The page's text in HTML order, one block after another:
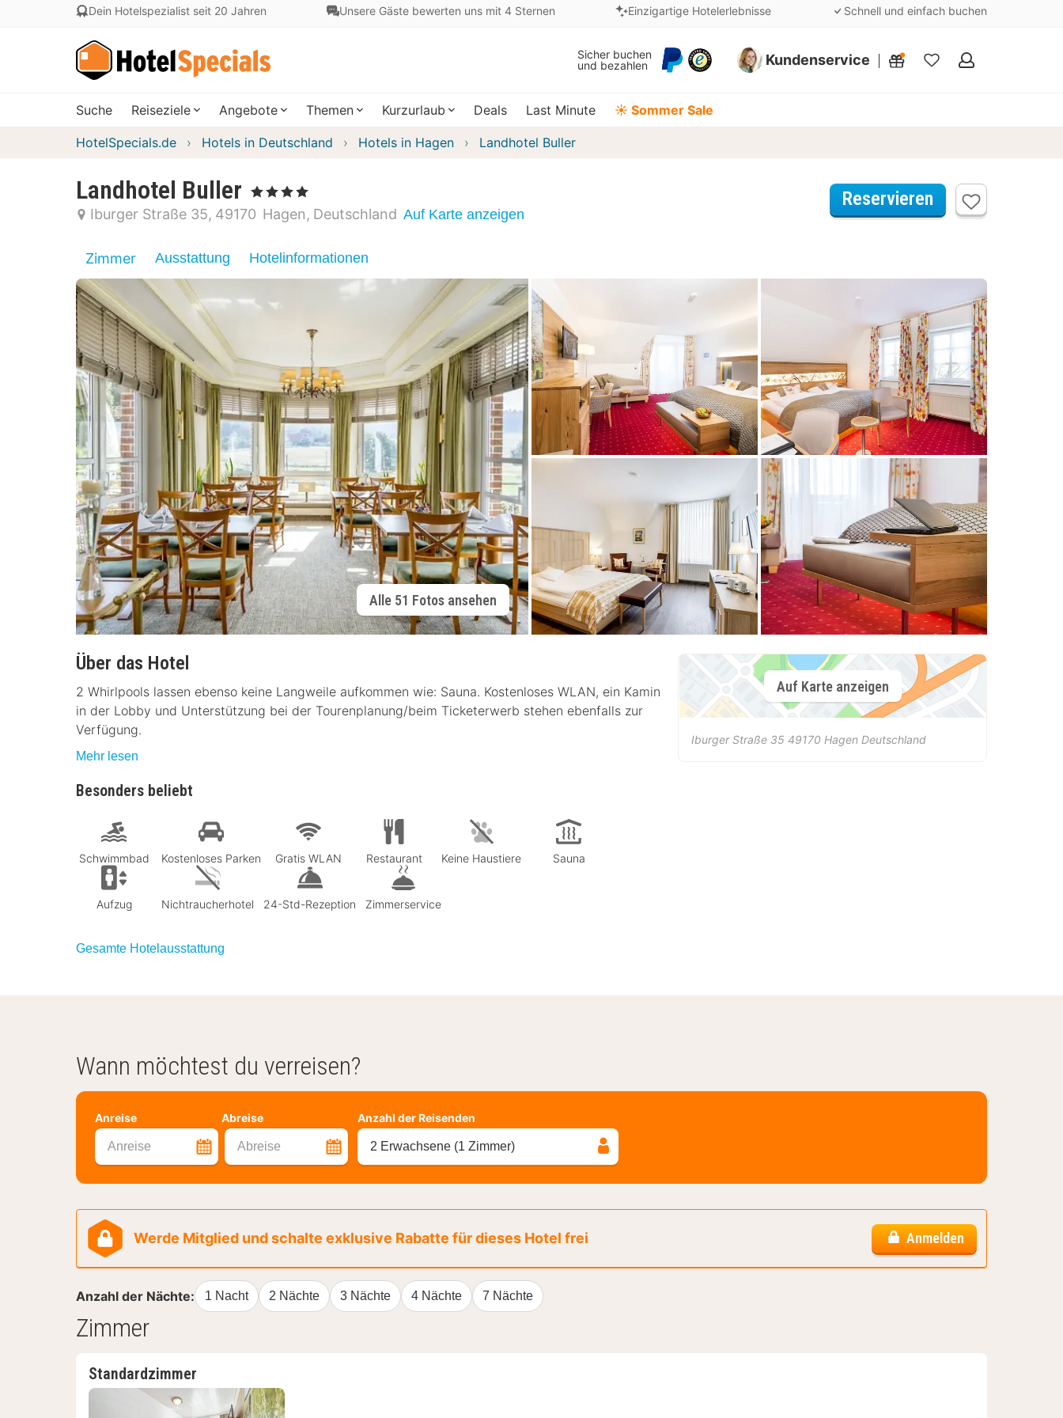
Dein Hotelspezialist seit 20 Jahren Unsere Gäste bewerten uns mit 4 Sternen Einzigartige Hotelerlebnisse Schnell und einfach buchen
Sicher buchen
und bezahlen
Kundenservice
Meine
Suche Reiseziele Angebote Themen Kurzurlaub Deals Last Minute ☀️ Sommer Sale
HotelSpecials.de Hotels in Deutschland Hotels in Hagen Landhotel Buller
Landhotel Buller , 4 Sterne
Iburger Straße 35 49170 Hagen Deutschland Auf Karte anzeigen
Reservieren
Zimmer Ausstattung Hotelinformationen
Alle 51 Fotos ansehen
Über das Hotel
2 Whirlpools lassen ebenso keine Langweile aufkommen wie: Sauna. Kostenloses WLAN, ein Kamin
in der Lobby und Unterstützung bei der Tourenplanung/beim Ticketerwerb stehen ebenfalls zur
Verfügung.
Mehr lesen
Besonders beliebt
Schwimmbad Kostenloses Parken Gratis WLAN Restaurant Keine Haustiere Sauna
Aufzug Nichtraucherhotel 24-Std-Rezeption Zimmerservice
Gesamte Hotelausstattung
Auf Karte anzeigen
Iburger Straße 35 49170 Hagen Deutschland
Wann möchtest du verreisen?
Anreise Abreise
Anreise Abreise
Anzahl der Reisenden
2 Erwachsene (1 Zimmer)
Werde Mitglied und schalte exklusive Rabatte für dieses Hotel frei Anmelden
Anzahl der Nächte: 1 Nacht 2 Nächte 3 Nächte 4 Nächte 7 Nächte
Zimmer
Standardzimmer